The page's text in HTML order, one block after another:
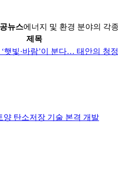
뉴스에너지 및 환경 분야의 각
제목
햇빛·바람’이 분다… 태안의 청
탄소저장 기술 본격 개발